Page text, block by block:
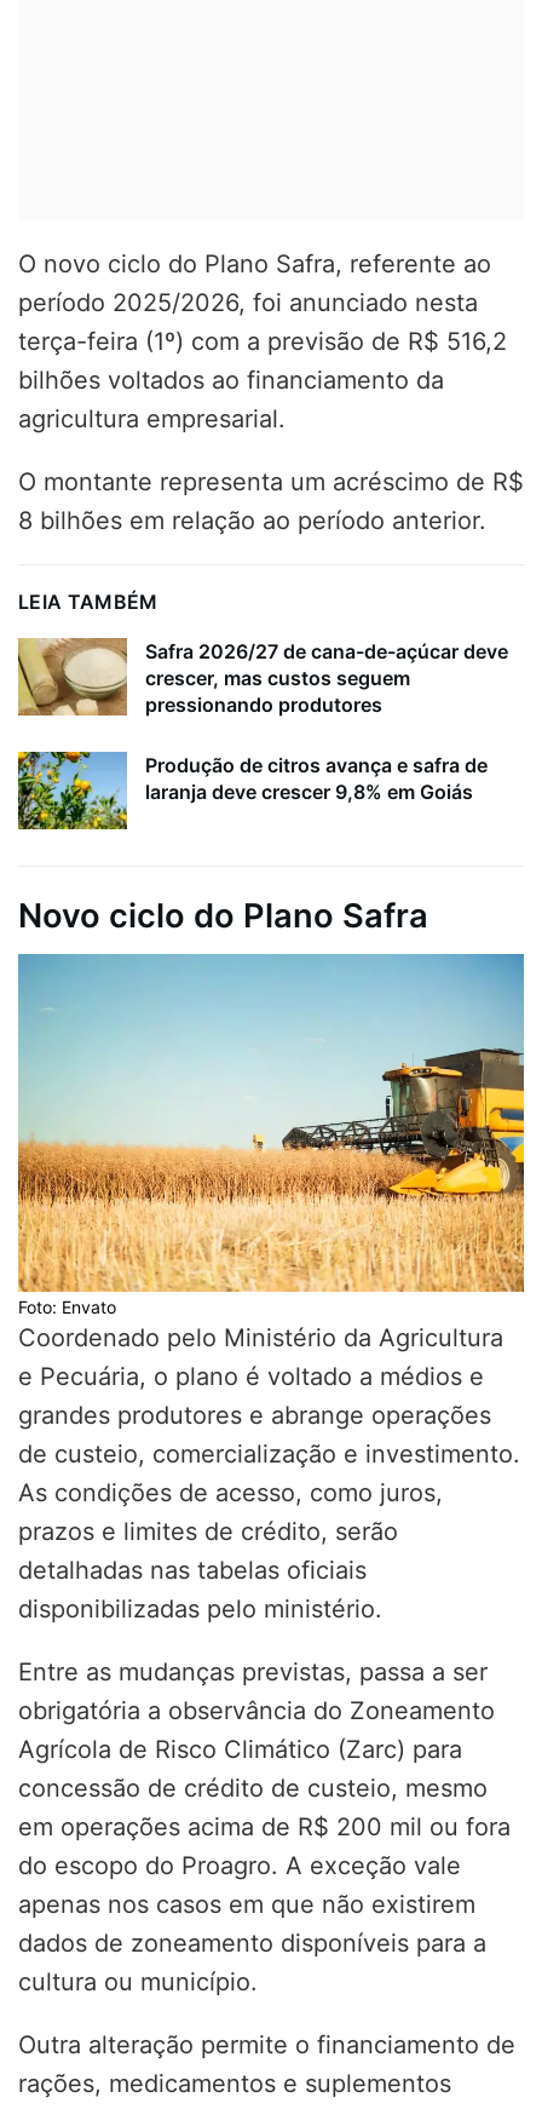
O novo ciclo do Plano Safra, referente ao
período 2025/2026, foi anunciado nesta
terça-feira (1º) com a previsão de R$ 516,2
bilhões voltados ao financiamento da
agricultura empresarial.
O montante representa um acréscimo de R$
8 bilhões em relação ao período anterior.
LEIA TAMBÉM
Safra 2026/27 de cana-de-açúcar deve
crescer, mas custos seguem
pressionando produtores
Produção de citros avança e safra de
laranja deve crescer 9,8% em Goiás
Novo ciclo do Plano Safra
Foto: Envato
Coordenado pelo Ministério da Agricultura
e Pecuária, o plano é voltado a médios e
grandes produtores e abrange operações
de custeio, comercialização e investimento.
As condições de acesso, como juros,
prazos e limites de crédito, serão
detalhadas nas tabelas oficiais
disponibilizadas pelo ministério.
Entre as mudanças previstas, passa a ser
obrigatória a observância do Zoneamento
Agrícola de Risco Climático (Zarc) para
concessão de crédito de custeio, mesmo
em operações acima de R$ 200 mil ou fora
do escopo do Proagro. A exceção vale
apenas nos casos em que não existirem
dados de zoneamento disponíveis para a
cultura ou município.
Outra alteração permite o financiamento de
rações, medicamentos e suplementos